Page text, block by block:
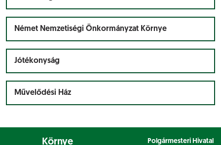
Német Nemzetiségi Önkormányzat Környe
Jótékonyság
Művelődési Ház
Környe Polgármesteri Hivatal